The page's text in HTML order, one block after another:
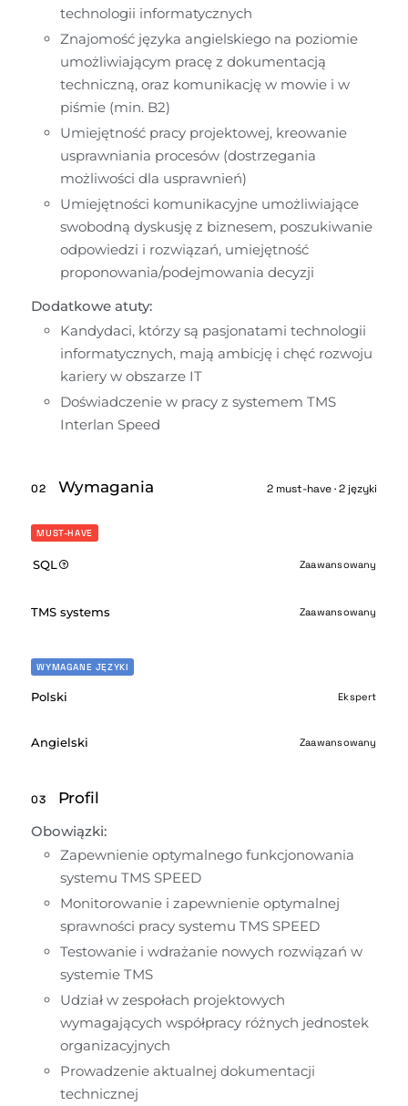
technologii informatycznych
Znajomość języka angielskiego na poziomie
umożliwiającym pracę z dokumentacją
techniczną, oraz komunikację w mowie i w
piśmie (min. B2)
Umiejętność pracy projektowej, kreowanie
usprawniania procesów (dostrzegania
możliwości dla usprawnień)
Umiejętności komunikacyjne umożliwiające
swobodną dyskusję z biznesem, poszukiwanie
odpowiedzi i rozwiązań, umiejętność
proponowania/podejmowania decyzji
Dodatkowe atuty:
Kandydaci, którzy są pasjonatami technologii
informatycznych, mają ambicję i chęć rozwoju
kariery w obszarze IT
Doświadczenie w pracy z systemem TMS
Interlan Speed
02 Wymagania 2 must-have · 2 języki
MUST-HAVE
SQL Zaawansowany
TMS systems Zaawansowany
WYMAGANE JĘZYKI
Polski Ekspert
Angielski Zaawansowany
03 Profil
Obowiązki:
Zapewnienie optymalnego funkcjonowania
systemu TMS SPEED
Monitorowanie i zapewnienie optymalnej
sprawności pracy systemu TMS SPEED
Testowanie i wdrażanie nowych rozwiązań w
systemie TMS
Udział w zespołach projektowych
wymagających współpracy różnych jednostek
organizacyjnych
Prowadzenie aktualnej dokumentacji
technicznej